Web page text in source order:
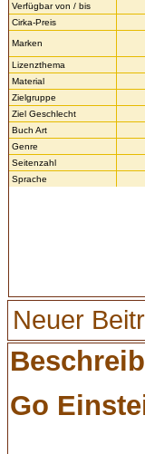
Verfügbar von / bis
Cirka-Preis
Marken
Lizenzthema
Material
Zielgruppe
Ziel Geschlecht
Buch Art
Genre
Seitenzahl
Sprache
Neuer
Go